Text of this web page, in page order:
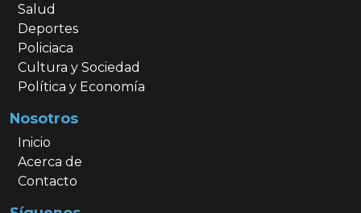
Salud
Deportes
Policiaca
Cultura y Sociedad
Política y Economía
Nosotros
Inicio
Acerca de
Contacto